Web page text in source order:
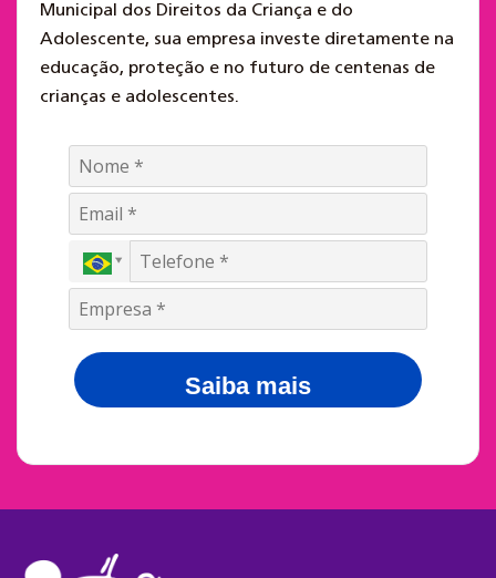
Municipal dos Direitos da Criança e do
Adolescente, sua empresa investe diretamente na
educação, proteção e no futuro de centenas de
crianças e adolescentes.
Saiba mais